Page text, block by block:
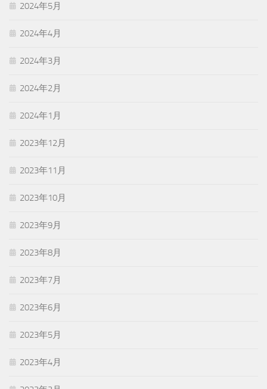
2024年5月
2024年4月
2024年3月
2024年2月
2024年1月
2023年12月
2023年11月
2023年10月
2023年9月
2023年8月
2023年7月
2023年6月
2023年5月
2023年4月